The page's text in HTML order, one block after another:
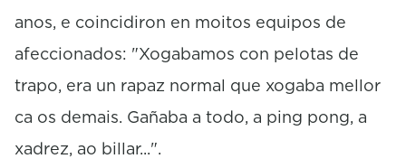
anos, e coincidiron en moitos equipos de
afeccionados: "Xogabamos con pelotas de
trapo, era un rapaz normal que xogaba mellor
ca os demais. Gañaba a todo, a ping pong, a
xadrez, ao billar...".